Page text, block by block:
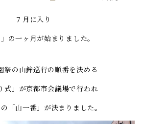
７月に入り
」の一ヶ月が始まりました。
の山鉾巡行の順番を決める
式」が京都市会議場で行われ
「山一番」が決まりました。